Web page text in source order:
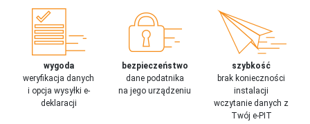
wygoda
weryfikacja danych
i opcja wysyłki e-
deklaracji
bezpieczeństwo
dane podatnika
na jego urządzeniu
szybkość
brak konieczności
instalacji
wczytanie danych z
Twój e-PIT